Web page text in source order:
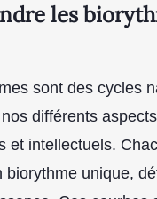
les
sont des cycles
différents
et intellectuels.
biorythme unique,